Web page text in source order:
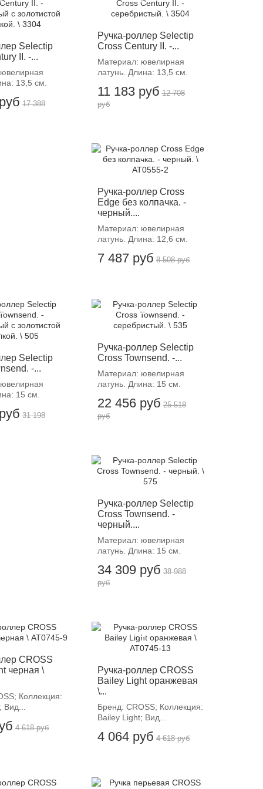
Selectip
II. -...
13,5 см.
17 388
Ручка-роллер Selectip
Cross Century II. -...
Материал: ювелирная
латунь. Длина: 13,5 см.
11 183 руб 12 708
руб
Ручка-роллер Cross
Edge без колпачка. -
черный....
Материал: ювелирная
латунь. Длина: 12,6 см.
7 487 руб 8 508 руб
Selectip
-...
15 см.
31 198
Ручка-роллер Selectip
Cross Townsend. -...
Материал: ювелирная
латунь. Длина: 15 см.
22 456 руб
-12%
25 518
руб
Ручка-роллер Selectip
Cross Townsend. -
черный....
Материал: ювелирная
латунь. Длина: 15 см.
34 309 руб
-12%
38 988
руб
CROSS
черная \
Коллекция:
Вид...
4 618 руб
Ручка-роллер CROSS
Bailey Light оранжевая
\...
Бренд: CROSS; Коллекция:
Bailey Light; Вид...
4 064 руб
-12%
4 618 руб